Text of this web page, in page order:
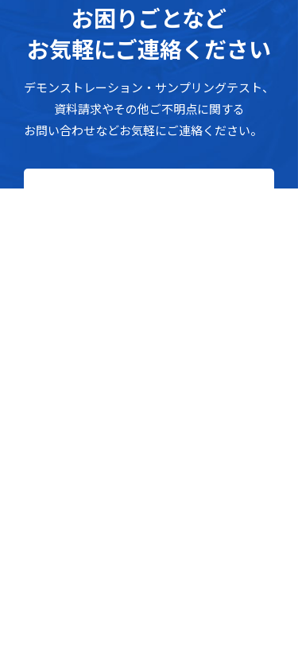
お困りごとなど
お気軽にご連絡ください
デモンストレーション・サンプリングテスト、
資料請求やその他ご不明点に関する
お問い合わせなどお気軽にご連絡ください。